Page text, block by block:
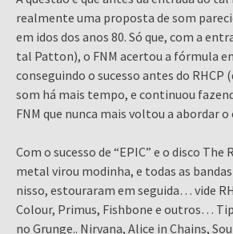
realmente uma proposta de som
em idos dos anos 80. Só que, com a
tal Patton), o FNM acertou a fórmula
conseguindo o sucesso antes do RHCP
som há mais tempo, e continuou
FNM que nunca mais voltou a abordar
Com o sucesso de “EPIC” e o disco
metal virou modinha, e todas as
nisso, estouraram em seguida… vide
Colour, Primus, Fishbone e outros…
no Grunge.. Nirvana, Alice in Chains,